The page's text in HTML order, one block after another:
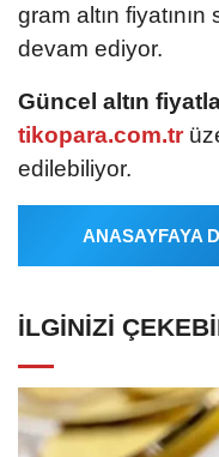
gram altın
devam ediyor.
Güncel altın
tikopara.com.tr
edilebiliyor.
ANASAYFAYA
İLGINIZI